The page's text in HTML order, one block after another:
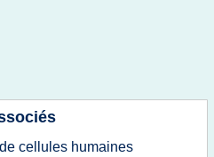
cellules humaines